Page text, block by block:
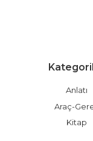
Anlatı
Araç-
Kitap